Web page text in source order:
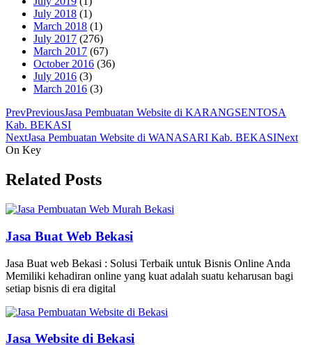
July 2018 (1)
March 2018 (1)
July 2017 (276)
March 2017 (67)
October 2016 (36)
July 2016 (3)
March 2016 (3)
PrevPreviousJasa Pembuatan Website di KARANGSENTOSA
Kab. BEKASI
NextJasa Pembuatan Website di WANASARI Kab. BEKASINext
On Key
Related Posts
Jasa Buat Web Bekasi
Jasa Buat web Bekasi : Solusi Terbaik untuk Bisnis Online Anda
Memiliki kehadiran online yang kuat adalah suatu keharusan bagi
setiap bisnis di era digital
Jasa Website di Bekasi